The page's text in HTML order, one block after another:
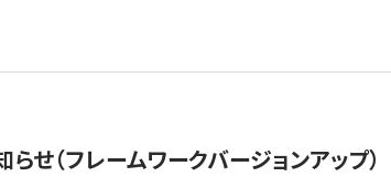
せ（フレームワークバージョンアップ）